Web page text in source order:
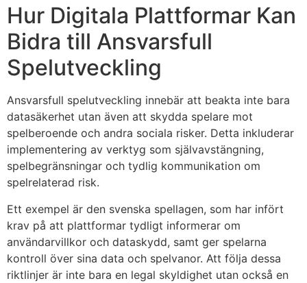
Hur Digitala Plattformar Kan
Bidra till Ansvarsfull
Spelutveckling
Ansvarsfull spelutveckling innebär att beakta inte bara
datasäkerhet utan även att skydda spelare mot
spelberoende och andra sociala risker. Detta inkluderar
implementering av verktyg som självavstängning,
spelbegränsningar och tydlig kommunikation om
spelrelaterad risk.
Ett exempel är den svenska spellagen, som har infört
krav på att plattformar tydligt informerar om
användarvillkor och dataskydd, samt ger spelarna
kontroll över sina data och spelvanor. Att följa dessa
riktlinjer är inte bara en legal skyldighet utan också en